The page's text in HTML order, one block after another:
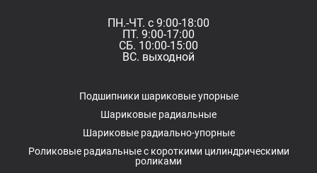
ПН.-ЧТ. с 9:00-18:00
ПТ. 9:00-17:00
СБ. 10:00-15:00
ВС. выходной
Подшипники шариковые упорные
Шариковые радиальные
Шариковые радиально-упорные
Роликовые радиальные с короткими цилиндрическими
роликами